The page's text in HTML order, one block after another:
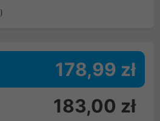
)
178,99 zł
183,00 zł